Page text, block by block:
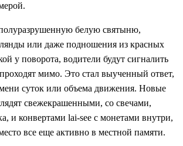
белую святыню,
или даже подношения из красных
у поворота, водители будут сигналить
мимо. Это стал выученный ответ,
суток или объема движения. Новые
свежекрашенными, со свечами,
и конвертами lai-see с монетами внутри,
все еще активно в местной памяти.